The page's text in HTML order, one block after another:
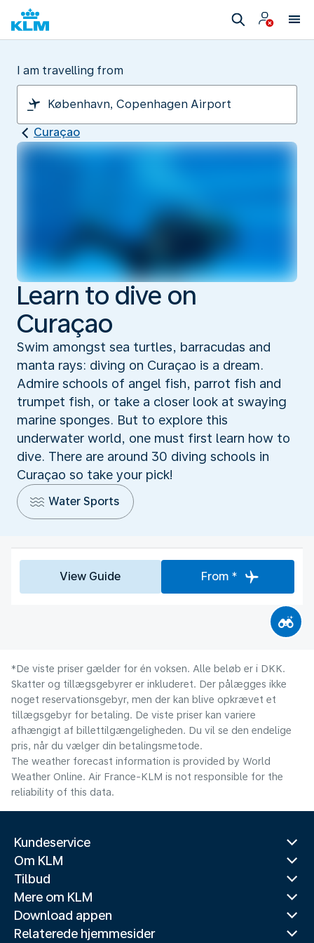
I am travelling from
Curaçao
Learn to dive on
Curaçao
Swim amongst sea turtles, barracudas and
manta rays: diving on Curaçao is a dream.
Admire schools of angel fish, parrot fish and
trumpet fish, or take a closer look at swaying
marine sponges. But to explore this
underwater world, one must first learn how to
dive. There are around 30 diving schools in
Curaçao so take your pick!
Water Sports
View Guide From *
*De viste priser gælder for én voksen. Alle beløb er i DKK.
Skatter og tillægsgebyrer er inkluderet. Der pålægges ikke
noget reservationsgebyr, men der kan blive opkrævet et
tillægsgebyr for betaling. De viste priser kan variere
afhængigt af billettilgængeligheden. Du vil se den endelige
pris, når du vælger din betalingsmetode.
The weather forecast information is provided by World
Weather Online. Air France-KLM is not responsible for the
reliability of this data.
Kundeservice
Om KLM
Tilbud
Mere om KLM
Download appen
Relaterede hjemmesider